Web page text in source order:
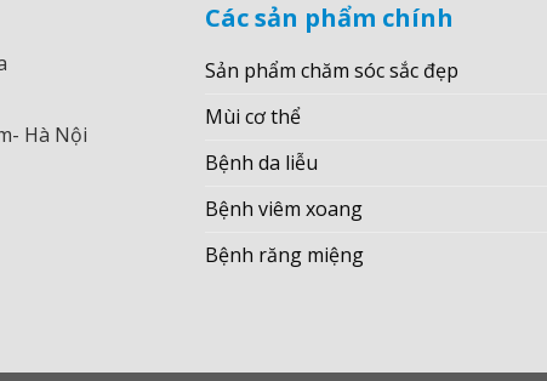
Hà Nội
Các sản phẩm chính
Sản phẩm chăm sóc sắc đẹp
Mùi cơ thể
Bệnh da liễu
Bệnh viêm xoang
Bệnh răng miệng